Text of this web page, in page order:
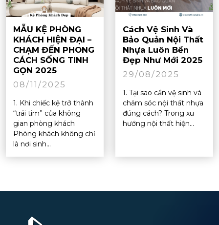
MẪU KỆ PHÒNG
KHÁCH HIỆN ĐẠI –
CHẠM ĐẾN PHONG
CÁCH SỐNG TINH
GỌN 2025
08/11/2025
1. Khi chiếc kệ trở thành
“trái tim” của không
gian phòng khách
Phòng khách không chỉ
là nơi sinh...
Cách Vệ Sinh Và
Bảo Quản Nội Thất
Nhựa Luôn Bền
Đẹp Như Mới 2025
29/08/2025
1. Tại sao cần vệ sinh và
chăm sóc nội thất nhựa
đúng cách? Trong xu
hướng nội thất hiện...